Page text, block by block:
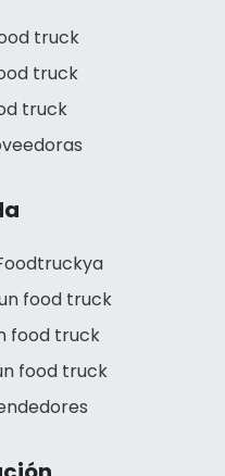
truck
truck
truck
food truck
food truck
food truck